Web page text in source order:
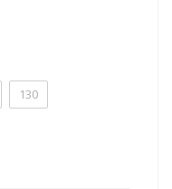
130